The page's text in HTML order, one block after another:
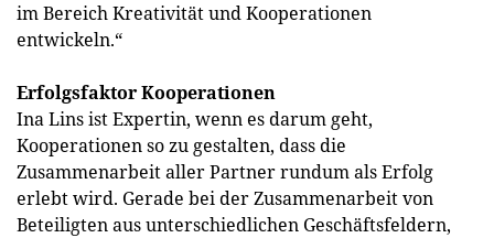
im Bereich Kreativität und Kooperationen
entwickeln.“
Erfolgsfaktor Kooperationen
Ina Lins ist Expertin, wenn es darum geht,
Kooperationen so zu gestalten, dass die
Zusammenarbeit aller Partner rundum als Erfolg
erlebt wird. Gerade bei der Zusammenarbeit von
Beteiligten aus unterschiedlichen Geschäftsfeldern,